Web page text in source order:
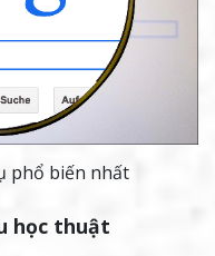
phổ biến nhất
học thuật